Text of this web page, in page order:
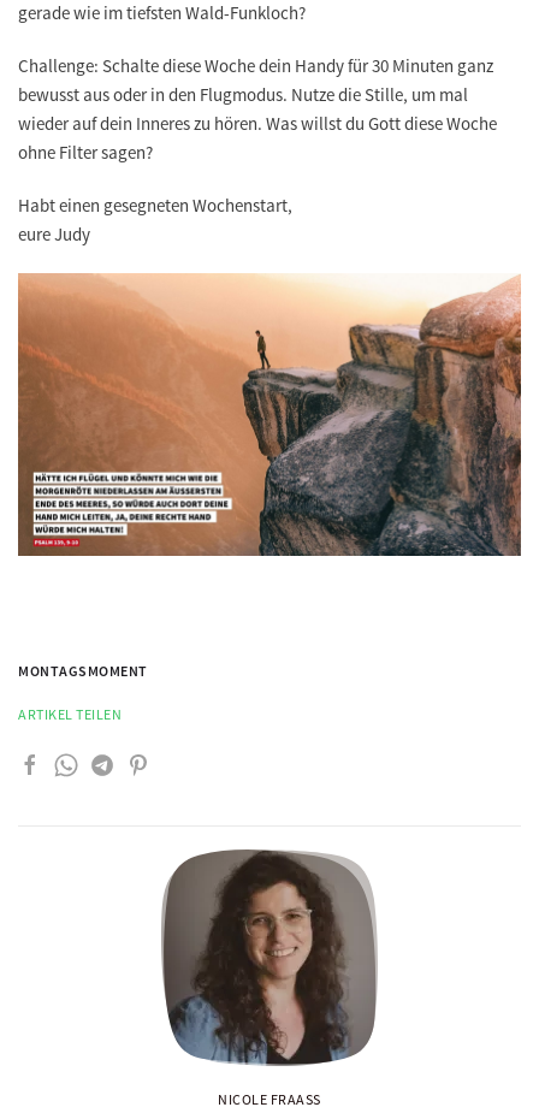
gerade wie im tiefsten Wald-Funkloch?
Challenge: Schalte diese Woche dein Handy für 30 Minuten ganz
bewusst aus oder in den Flugmodus. Nutze die Stille, um mal
wieder auf dein Inneres zu hören. Was willst du Gott diese Woche
ohne Filter sagen?
Habt einen gesegneten Wochenstart,
eure Judy
MONTAGSMOMENT
ARTIKEL TEILEN
NICOLE FRAASS